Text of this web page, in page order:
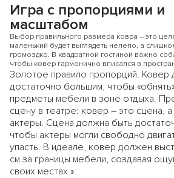
Игра с пропорциями и
масштабом
Выбор правильного размера ковра – это
маленький будет выглядеть нелепо, а
громоздко. В квадратной гостиной важно
чтобы ковер гармонично вписался в
Золотое правило пропорций. Ковер
достаточно большим, чтобы
предметы мебели в зоне отдыха.
сцену в театре: ковер – это сцена,
актеры. Сцена должна быть
чтобы актеры могли свободно
упасть. В идеале, ковер должен
см за границы мебели, создавая
своих местах.»